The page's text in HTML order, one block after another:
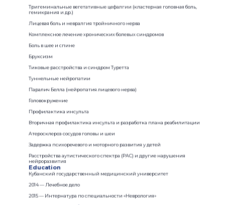
Тригеминальные вегетативные цефалгии (кластерная головная боль,
гемикрания и др.)
Лицевая боль и невралгия тройничного нерва
Комплексное лечение хронических болевых синдромов
Боль в шее и спине
Бруксизм
Тиковые расстройства и синдром Туретта
Туннельные нейропатии
Паралич Белла (нейропатия лицевого нерва)
Головокружение
Профилактика инсульта
Вторичная профилактика инсульта и разработка плана реабилитации
Атеросклероз сосудов головы и шеи
Задержка психоречевого и моторного развития у детей
Расстройства аутистического спектра (РАС) и другие нарушения
нейроразвития
Education
Кубанский государственный медицинский университет
2014 — Лечебное дело
2015 — Интернатура по специальности «Неврология»